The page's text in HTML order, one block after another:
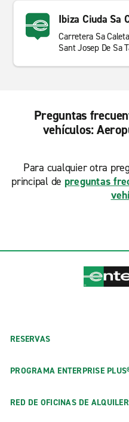
Nuestro mejor precio
Enterprise Rent-A-Car en
mejor relación calidad-
Alquiler de Furgonetas
simplemente recogiendo
nueva gama de
Aeropuerto, te llevarán
Ibiza Ciuda Sa
Carretera Sa
Sant Josep De Sa
Preguntas
vehículos:
Para cualquier otra
principal de preguntas
RESERVAS
PROGRAMA ENTERPRISE
RED DE OFICINAS DE ALQUILER